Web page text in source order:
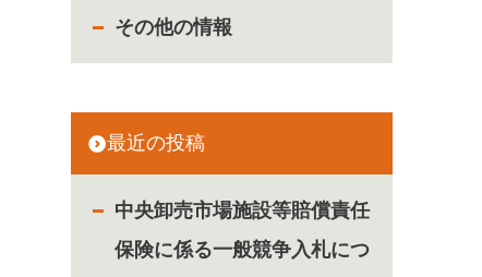
その他の情報
最近の投稿
中央卸売市場施設等賠償責任
保険に係る一般競争入札につ